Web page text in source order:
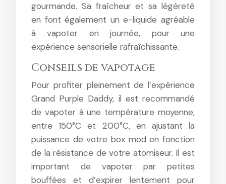
gourmande. Sa fraîcheur et sa légèreté
en font également un e-liquide agréable
à vapoter en journée, pour une
expérience sensorielle rafraîchissante.
Conseils de vapotage
Pour profiter pleinement de l’expérience
Grand Purple Daddy, il est recommandé
de vapoter à une température moyenne,
entre 150°C et 200°C, en ajustant la
puissance de votre box mod en fonction
de la résistance de votre atomiseur. Il est
important de vapoter par petites
bouffées et d’expirer lentement pour